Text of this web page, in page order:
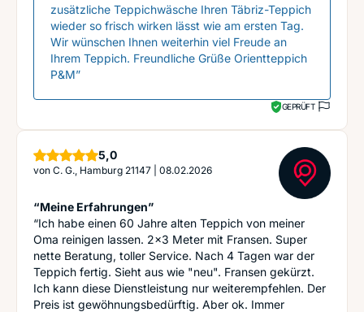
zusätzliche Teppichwäsche Ihren Täbriz-Teppich
wieder so frisch wirken lässt wie am ersten Tag.
Wir wünschen Ihnen weiterhin viel Freude an
Ihrem Teppich. Freundliche Grüße Orientteppich
P&M”
GEPRÜFT
5,0Sterne
von C. G., Hamburg 21147 08.02.2026
“Meine Erfahrungen”
“Ich habe einen 60 Jahre alten Teppich von meiner
Oma reinigen lassen. 2x3 Meter mit Fransen. Super
nette Beratung, toller Service. Nach 4 Tagen war der
Teppich fertig. Sieht aus wie "neu". Fransen gekürzt.
Ich kann diese Dienstleistung nur weiterempfehlen. Der
Preis ist gewöhnungsbedürftig. Aber ok. Immer